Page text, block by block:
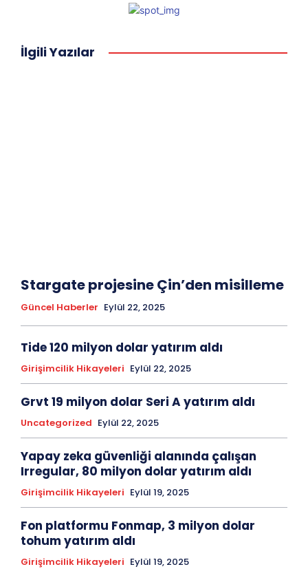
İlgili Yazılar
Stargate projesine Çin’den misilleme
Güncel Haberler Eylül 22, 2025
Tide 120 milyon dolar yatırım aldı
Girişimcilik Hikayeleri Eylül 22, 2025
Grvt 19 milyon dolar Seri A yatırım aldı
Uncategorized Eylül 22, 2025
Yapay zeka güvenliği alanında çalışan
Irregular, 80 milyon dolar yatırım aldı
Girişimcilik Hikayeleri Eylül 19, 2025
Fon platformu Fonmap, 3 milyon dolar
tohum yatırım aldı
Girişimcilik Hikayeleri Eylül 19, 2025